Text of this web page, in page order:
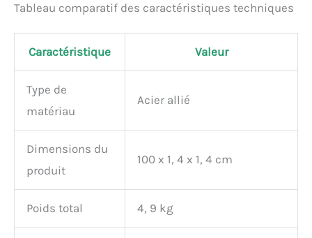
Tableau comparatif des caractéristiques techniques
Caractéristique Valeur
Type de
matériau
Acier allié
Dimensions du
produit
100 x 1, 4 x 1, 4 cm
Poids total 4, 9 kg